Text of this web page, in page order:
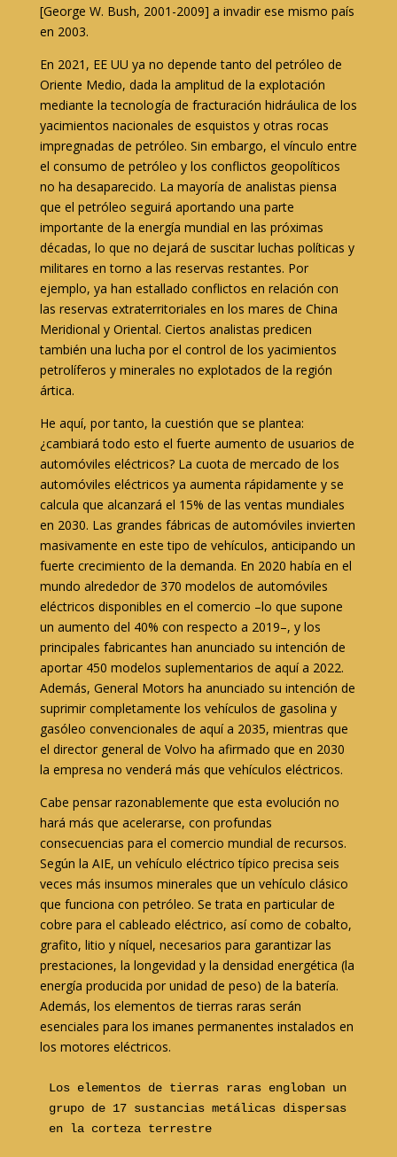
[George W. Bush, 2001-2009] a invadir ese mismo país
en 2003.
En 2021, EE UU ya no depende tanto del petróleo de
Oriente Medio, dada la amplitud de la explotación
mediante la tecnología de fracturación hidráulica de los
yacimientos nacionales de esquistos y otras rocas
impregnadas de petróleo. Sin embargo, el vínculo entre
el consumo de petróleo y los conflictos geopolíticos
no ha desaparecido. La mayoría de analistas piensa
que el petróleo seguirá aportando una parte
importante de la energía mundial en las próximas
décadas, lo que no dejará de suscitar luchas políticas y
militares en torno a las reservas restantes. Por
ejemplo, ya han estallado conflictos en relación con
las reservas extraterritoriales en los mares de China
Meridional y Oriental. Ciertos analistas predicen
también una lucha por el control de los yacimientos
petrolíferos y minerales no explotados de la región
ártica.
He aquí, por tanto, la cuestión que se plantea:
¿cambiará todo esto el fuerte aumento de usuarios de
automóviles eléctricos? La cuota de mercado de los
automóviles eléctricos ya aumenta rápidamente y se
calcula que alcanzará el 15% de las ventas mundiales
en 2030. Las grandes fábricas de automóviles invierten
masivamente en este tipo de vehículos, anticipando un
fuerte crecimiento de la demanda. En 2020 había en el
mundo alrededor de 370 modelos de automóviles
eléctricos disponibles en el comercio –lo que supone
un aumento del 40% con respecto a 2019–, y los
principales fabricantes han anunciado su intención de
aportar 450 modelos suplementarios de aquí a 2022.
Además, General Motors ha anunciado su intención de
suprimir completamente los vehículos de gasolina y
gasóleo convencionales de aquí a 2035, mientras que
el director general de Volvo ha afirmado que en 2030
la empresa no venderá más que vehículos eléctricos.
Cabe pensar razonablemente que esta evolución no
hará más que acelerarse, con profundas
consecuencias para el comercio mundial de recursos.
Según la AIE, un vehículo eléctrico típico precisa seis
veces más insumos minerales que un vehículo clásico
que funciona con petróleo. Se trata en particular de
cobre para el cableado eléctrico, así como de cobalto,
grafito, litio y níquel, necesarios para garantizar las
prestaciones, la longevidad y la densidad energética (la
energía producida por unidad de peso) de la batería.
Además, los elementos de tierras raras serán
esenciales para los imanes permanentes instalados en
los motores eléctricos.
Los elementos de tierras raras engloban un
grupo de 17 sustancias metálicas dispersas
en la corteza terrestre